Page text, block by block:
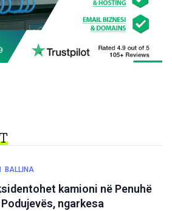
BALLINA
kamioni në Penuhë
ngarkesa